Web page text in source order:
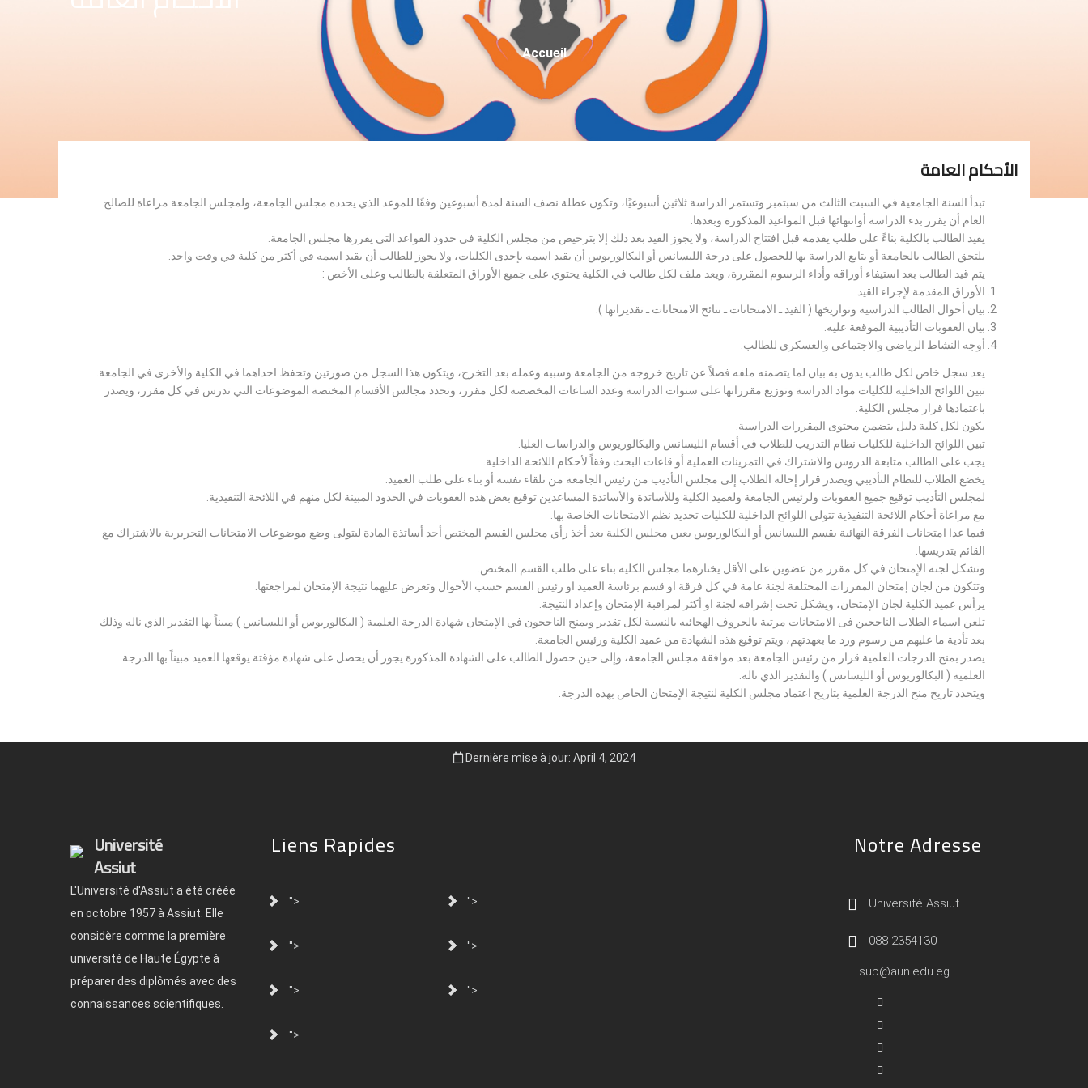
Fil
D'Ariane
Accueil
الأحكام العامة
تبدأ السنة الجامعية في السبت الثالث من سبتمبر وتستمر الدراسة ثلاثين أسبوعيًا، وتكون عطلة نصف السنة لمدة أسبوعين وفقًا للموعد الذي يحدده مجلس الجامعة، ولمجلس الجامعة مراعاة للصالح
العام أن يقرر بدء الدراسة أوانتهائها قبل المواعيد المذكورة وبعدها.
يقيد الطالب بالكلية بناءً على طلب يقدمه قبل افتتاح الدراسة، ولا يجوز القيد بعد ذلك إلا بترخيص من مجلس الكلية في حدود القواعد التي يقررها مجلس الجامعة.
يلتحق الطالب بالجامعة أو يتابع الدراسة بها للحصول على درجة الليسانس أو البكالوريوس أن يقيد اسمه بإحدى الكليات، ولا يجوز للطالب أن يقيد اسمه في أكثر من كلية في وقت واحد.
يتم قيد الطالب بعد استيفاء أوراقه وأداء الرسوم المقررة، ويعد ملف لكل طالب في الكلية يحتوي على جميع الأوراق المتعلقة بالطالب وعلى الأخص :
الأوراق المقدمة لإجراء القيد.
بيان أحوال الطالب الدراسية وتواريخها ( القيد ـ الامتحانات ـ نتائح الامتحانات ـ تقديراتها ).
بيان العقوبات التأديبية الموقعة عليه.
أوجه النشاط الرياضي والاجتماعي والعسكري للطالب.
يعد سجل خاص لكل طالب يدون به بيان لما يتضمنه ملفه فضلاً عن تاريخ خروجه من الجامعة وسببه وعمله بعد التخرج، ويتكون هذا السجل من صورتين وتحفظ احداهما في الكلية والأخرى في الجامعة.
تبين اللوائح الداخلية للكليات مواد الدراسة وتوزيع مقرراتها على سنوات الدراسة وعدد الساعات المخصصة لكل مقرر، وتحدد مجالس الأقسام المختصة الموضوعات التي تدرس في كل مقرر، ويصدر
باعتمادها قرار مجلس الكلية.
يكون لكل كلية دليل يتضمن محتوى المقررات الدراسية.
تبين اللوائح الداخلية للكليات نظام التدريب للطلاب في أقسام الليسانس والبكالوريوس والدراسات العليا.
يجب على الطالب متابعة الدروس والاشتراك في التمرينات العملية أو قاعات البحث وفقاً لأحكام اللائحة الداخلية.
يخضع الطلاب للنظام التأديبي ويصدر قرار إحالة الطلاب إلى مجلس التأديب من رئيس الجامعة من تلقاء نفسه أو بناء على طلب العميد.
لمجلس التأديب توقيع جميع العقوبات ولرئيس الجامعة ولعميد الكلية وللأساتذة والأساتذة المساعدين توقيع بعض هذه العقوبات في الحدود المبينة لكل منهم في اللائحة التنفيذية.
مع مراعاة أحكام اللائحة التنفيذية تتولى اللوائح الداخلية للكليات تحديد نظم الامتحانات الخاصة بها.
فيما عدا امتحانات الفرقة النهائية بقسم الليسانس أو البكالوريوس يعين مجلس الكلية بعد أخذ رأي مجلس القسم المختص أحد أساتذة المادة ليتولى وضع موضوعات الامتحانات التحريرية بالاشتراك مع
القائم بتدريسها.
وتشكل لجنة الإمتحان في كل مقرر من عضوين على الأقل يختارهما مجلس الكلية بناء على طلب القسم المختص.
وتتكون من لجان إمتحان المقررات المختلفة لجنة عامة في كل فرقة او قسم برئاسة العميد او رئيس القسم حسب الأحوال وتعرض عليهما نتيجة الإمتحان لمراجعتها.
يرأس عميد الكلية لجان الإمتحان، ويشكل تحت إشرافه لجنة او أكثر لمراقبة الإمتحان وإعداد النتيجة.
تلعن اسماء الطلاب الناجحين فى الامتحانات مرتبة بالحروف الهجائيه بالنسبة لكل تقدير ويمنح الناجحون في الإمتحان شهادة الدرجة العلمية ( البكالوريوس أو الليسانس ) مبيناً بها التقدير الذي ناله وذلك
بعد تأدية ما عليهم من رسوم ورد ما بعهدتهم، ويتم توقيع هذه الشهادة من عميد الكلية ورئيس الجامعة.
يصدر بمنح الدرجات العلمية قرار من رئيس الجامعة بعد موافقة مجلس الجامعة، وإلى حين حصول الطالب على الشهادة المذكورة يجوز أن يحصل على شهادة مؤقتة يوقعها العميد مبيناً بها الدرجة
العلمية ( البكالوريوس أو الليسانس ) والتقدير الذي ناله.
ويتحدد تاريخ منح الدرجة العلمية بتاريخ اعتماد مجلس الكلية لنتيجة الإمتحان الخاص بهذه الدرجة.
Dernière mise à jour: April 4, 2024
Université
Assiut
L'Université d'Assiut a été créée
en octobre 1957 à Assiut. Elle
considère comme la première
université de Haute Égypte à
préparer des diplômés avec des
connaissances scientifiques.
Liens Rapides
"> ">
"> ">
"> ">
">
Notre Adresse
Université Assiut
088-2354130
sup@aun.edu.eg